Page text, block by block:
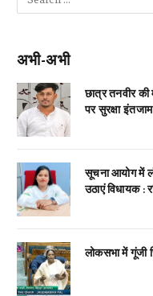
अभी-अभी
छात्र तनवीर
पर सुरक्षा
सूचना आयोग में
उठाएं विधायक :
लोकसभा में गूंजी